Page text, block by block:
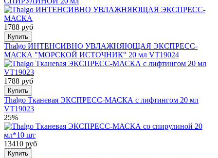
1788 руб
Купить
Thalgo ИНТЕНСИВНО УВЛАЖНЯЮЩАЯ ЭКСПРЕСС-
МАСКА "МОРСКОЙ ИСТОЧНИК" 20 мл VT19024
1788 руб
Купить
Thalgo Тканевая ЭКСПРЕСС-МАСКА с лифтингом 20 мл
VT19023
25%
13410 руб
Купить